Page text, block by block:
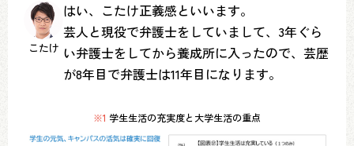
こたけ
はい、こたけ正義感といいます。
芸人と現役で弁護士をしていまして、3年ぐら
い弁護士をしてから養成所に入ったので、芸歴
が8年目で弁護士は11年目になります。
※1 学生生活の充実度と大学生活の重点